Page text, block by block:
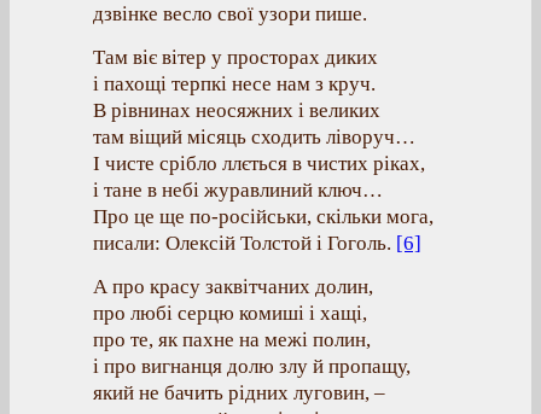
дзвінке весло свої узори пише.
Там віє вітер у просторах диких
і пахощі терпкі несе нам з круч.
В рівнинах неосяжних і великих
там віщий місяць сходить ліворуч…
І чисте срібло ллється в чистих ріках,
і тане в небі журавлиний ключ…
Про це ще по-російськи, скільки мога,
писали: Олексій Толстой і Гоголь. [6]
А про красу заквітчаних долин,
про любі серцю комиші і хащі,
про те, як пахне на межі полин,
і про вигнанця долю злу й пропащу,
який не бачить рідних луговин, –